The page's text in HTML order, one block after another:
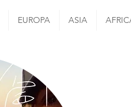
EUROPA ASIA